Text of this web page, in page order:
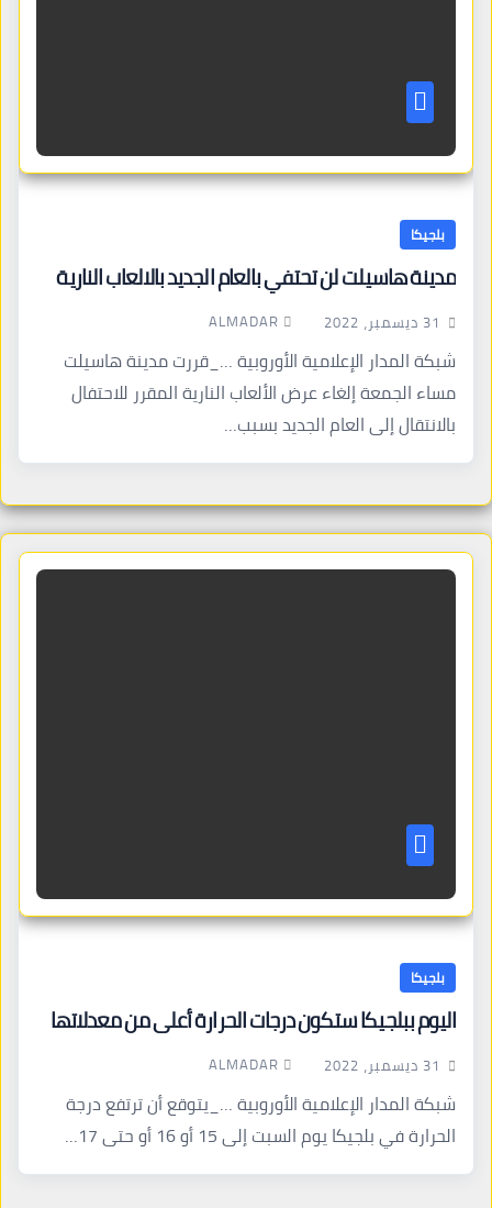
بلجيكا
مدينة هاسيلت لن تحتفي بالعام الجديد بالالعاب النارية
31 ديسمبر، 2022 ALMADAR
شبكة المدار الإعلامية الأوروبية …_قررت مدينة هاسيلت
مساء الجمعة إلغاء عرض الألعاب النارية المقرر للاحتفال
بالانتقال إلى العام الجديد بسبب…
بلجيكا
اليوم ببلجيكا ستكون درجات الحرارة أعلى من معدلاتها
31 ديسمبر، 2022 ALMADAR
شبكة المدار الإعلامية الأوروبية …_يتوقع أن ترتفع درجة
الحرارة في بلجيكا يوم السبت إلى 15 أو 16 أو حتى 17…